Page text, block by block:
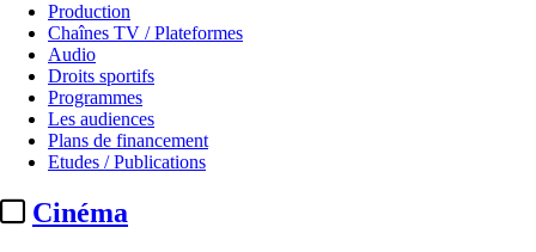
Production
Chaînes TV / Plateformes
Audio
Droits sportifs
Programmes
Les audiences
Plans de financement
Etudes / Publications
Cinéma